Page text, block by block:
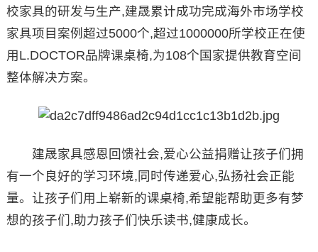
校家具的研发与生产,建晟累计成功完成海外市场学校
家具项目案例超过5000个,超过1000000所学校正在使
用L.DOCTOR品牌课桌椅,为108个国家提供教育空间
整体解决方案。
建晟家具感恩回馈社会,爱心公益捐赠让孩子们拥
有一个良好的学习环境,同时传递爱心,弘扬社会正能
量。让孩子们用上崭新的课桌椅,希望能帮助更多有梦
想的孩子们,助力孩子们快乐读书,健康成长。